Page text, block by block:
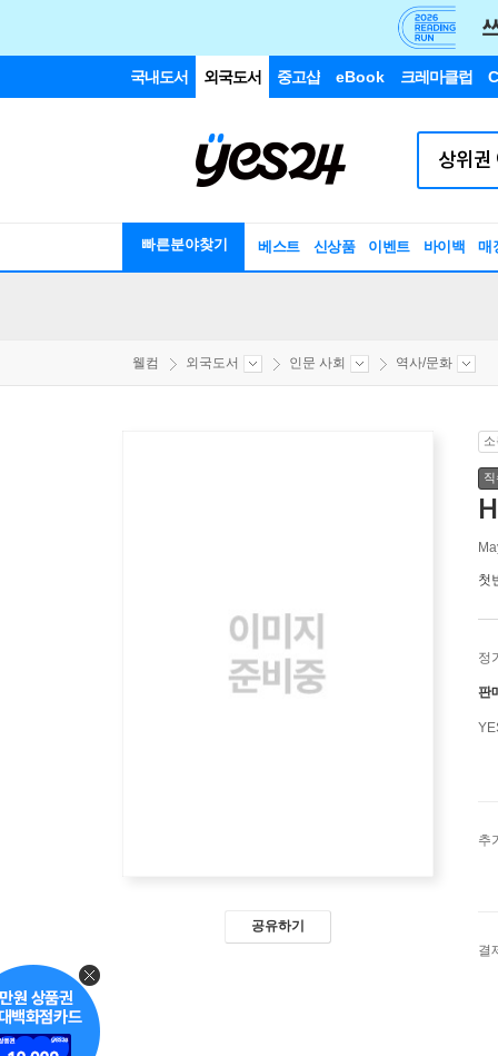
국내도서 외국도서 중고샵 eBook 크레마클럽
빠른분야찾기 베스트 신상품 이벤트 바이백 매
웰컴 외국도서 인문 사회 역사/문화
공유하기
첫
정
판
추
결